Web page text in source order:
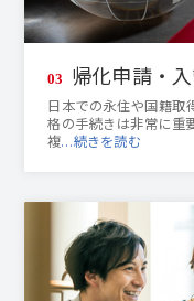
03 帰化申請・
日本での永住や国籍取
格の手続きは非常に重
複…続きを読む